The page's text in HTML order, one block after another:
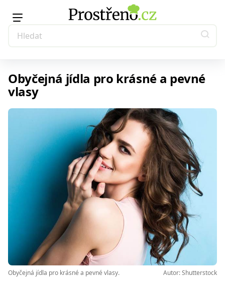
Obyčejná jídla pro krásné a pevné
vlasy
Obyčejná jídla pro krásné a pevné vlasy. Autor: Shutterstock